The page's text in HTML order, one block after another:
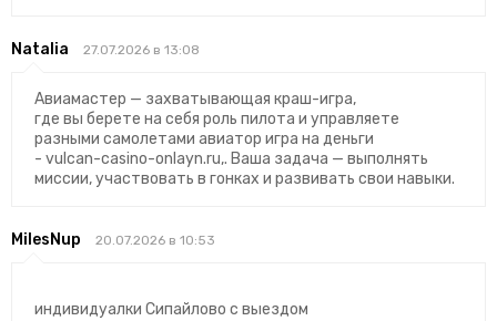
Natalia 27.07.2026 в 13:08
Авиамастер — захватывающая краш-игра,
где вы берете на себя роль пилота и управляете
разными самолетами авиатор игра на деньги
- vulcan-casino-onlayn.ru,. Ваша задача — выполнять
миссии, участвовать в гонках и развивать свои навыки.
MilesNup 20.07.2026 в 10:53
индивидуалки Сипайлово с выездом